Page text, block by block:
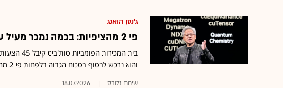
ג'נסן הואנג
פי 2 מהציפיות: בכמה נמכר מעיל עור של מנכ"ל אנבידיה
בית
והוא נרכש לבסוף בסכום הגבוה בלפחות פי 2 מההערכות המוקדמות
שירות גלובס 18.07.2026